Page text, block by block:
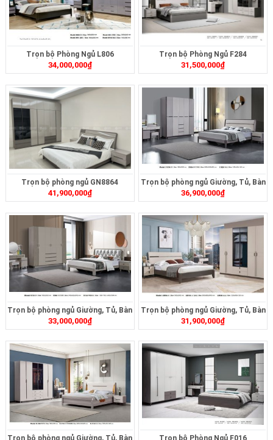
Trọn bộ Phòng Ngủ L806
34,000,000₫
Trọn bộ Phòng Ngủ F284
31,500,000₫
Trọn bộ phòng ngủ GN8864
41,900,000₫
Trọn bộ phòng ngủ Giường, Tủ, Bàn
Phấn, Tab3105
36,900,000₫
Trọn bộ phòng ngủ Giường, Tủ, Bàn
Phấn, Tab517
33,000,000₫
Trọn bộ phòng ngủ Giường, Tủ, Bàn
Phấn, Tabl005
31,900,000₫